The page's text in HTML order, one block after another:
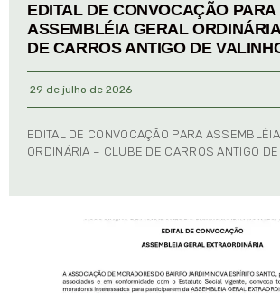
EDITAL DE CONVOCAÇÃO PARA
ASSEMBLÉIA GERAL
DE CARROS ANTIGO DE
29 de julho de 2026
EDITAL DE CONVOCAÇÃO PARA
ORDINÁRIA – CLUBE DE CARROS ANTIGO DE